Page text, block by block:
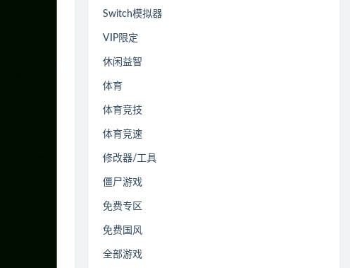
Switch模拟器
VIP限定
休闲益智
体育
体育竞技
体育竞速
修改器/工具
僵尸游戏
免费专区
免费国风
全部游戏